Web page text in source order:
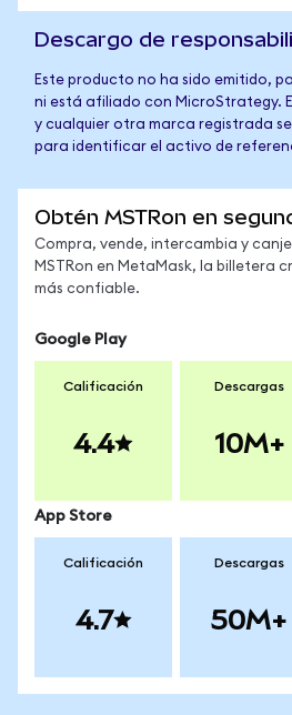
Descargo de
Este producto no ha sido emitido,
ni está afiliado con MicroStrategy.
y cualquier otra marca registrada
para identificar el activo de
Obtén MSTRon en
Compra, vende, intercambia y
MSTRon en MetaMask, la billetera
más confiable.
Google Play
Calificación
4.4
Descargas
10M+
App Store
Calificación
4.7
Descargas
50M+